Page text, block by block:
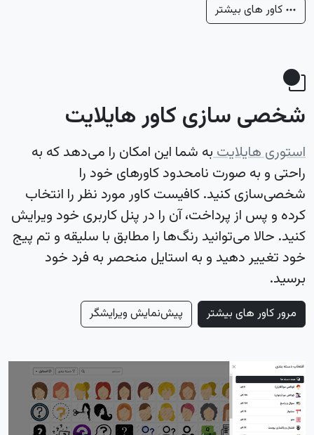
کاور های بیشتر
شخصی سازی کاور هایلایت
استوری هایلایتبه شما این امکان را می‌دهد که به
راحتی و به صورت نامحدود کاورهای خود را
شخصی‌سازی کنید. کافیست کاور مورد نظر را انتخاب
کرده و پس از پرداخت، آن را در پنل کاربری خود ویرایش
کنید. حالا می‌توانید رنگ‌ها را مطابق با سلیقه و تم پیج
خود تغییر دهید و به استایل منحصر به فرد خود
برسید.
مرور کاور های بیشتر پیش‌نمایش ویرایشگر